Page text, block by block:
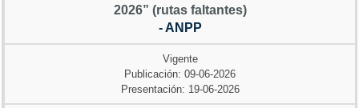
2026” (rutas faltantes)
- ANPP
Vigente
Publicación: 09-06-2026
Presentación: 19-06-2026